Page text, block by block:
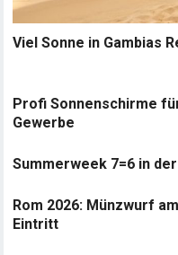
Viel Sonne in Gambias
Profi Sonnenschirme
Gewerbe
Summerweek 7=6 in
Rom 2026: Münzwurf
Eintritt